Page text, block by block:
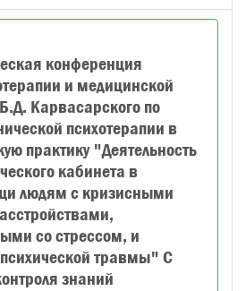
конференция
и медицинской
Карвасарского по
психотерапии в
практику "Деятельность
кабинета в
людям с кризисными
со стрессом, и
травмы" С
знаний